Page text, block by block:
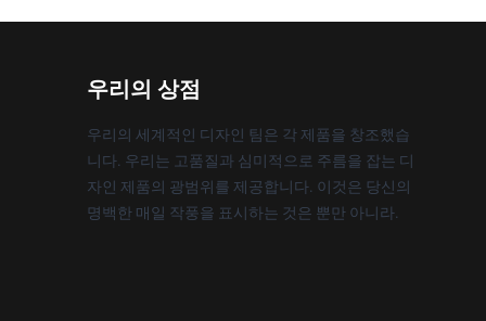
우리의 상점
우리의 세계적인 디자인 팀은 각 제품을 창조했습
니다. 우리는 고품질과 심미적으로 주름을 잡는 디
자인 제품의 광범위를 제공합니다. 이것은 당신의
명백한 매일 작풍을 표시하는 것은 뿐만 아니라.